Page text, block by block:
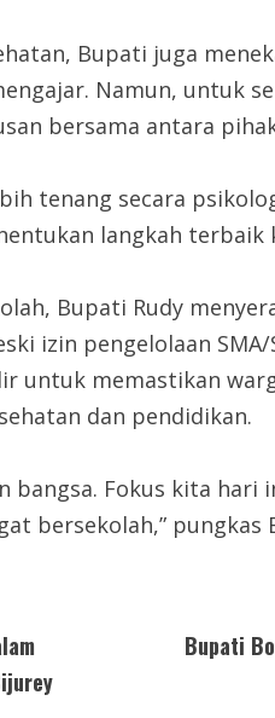
Bupati juga
Namun, untuk
bersama antara
tenang secara
langkah terbaik
Bupati Rudy
izin pengelolaan
untuk memastikan
dan pendidikan.
bangsa. Fokus kita
bersekolah,” pungkas
Bupati